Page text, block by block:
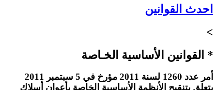
احدث القوانين
>
* القوانين الأساسية الخـاصة
أمر عدد 1260 لسنة 2011 مؤرخ في 5 سبتمبر 2011
يتعلق بتنقيح الأنظمة الأساسية الخاصة بأعوان أسلاك